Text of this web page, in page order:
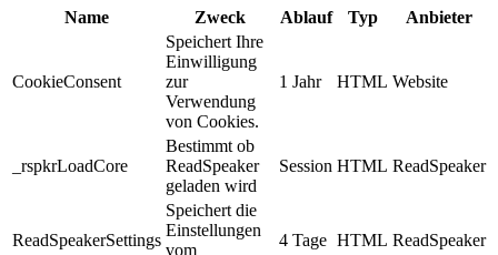
Name Zweck Ablauf Typ Anbieter
CookieConsent
Speichert Ihre
Einwilligung
zur
Verwendung
von Cookies.
1 Jahr HTML Website
_rspkrLoadCore
Bestimmt ob
ReadSpeaker
geladen wird
Session HTML ReadSpeaker
ReadSpeakerSettings
Speichert die
Einstellungen
vom
4 Tage HTML ReadSpeaker